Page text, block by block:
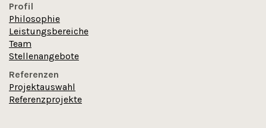
Profil
Philosophie
Leistungsbereiche
Team
Stellenangebote
Referenzen
Projektauswahl
Referenzprojekte